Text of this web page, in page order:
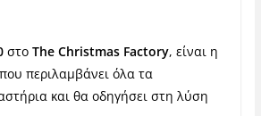
στο Τhe Christmas Factory, είναι η
περιλαμβάνει όλα τα
και θα οδηγήσει στη λύση